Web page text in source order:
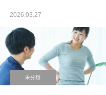
2026.03.27
未分類